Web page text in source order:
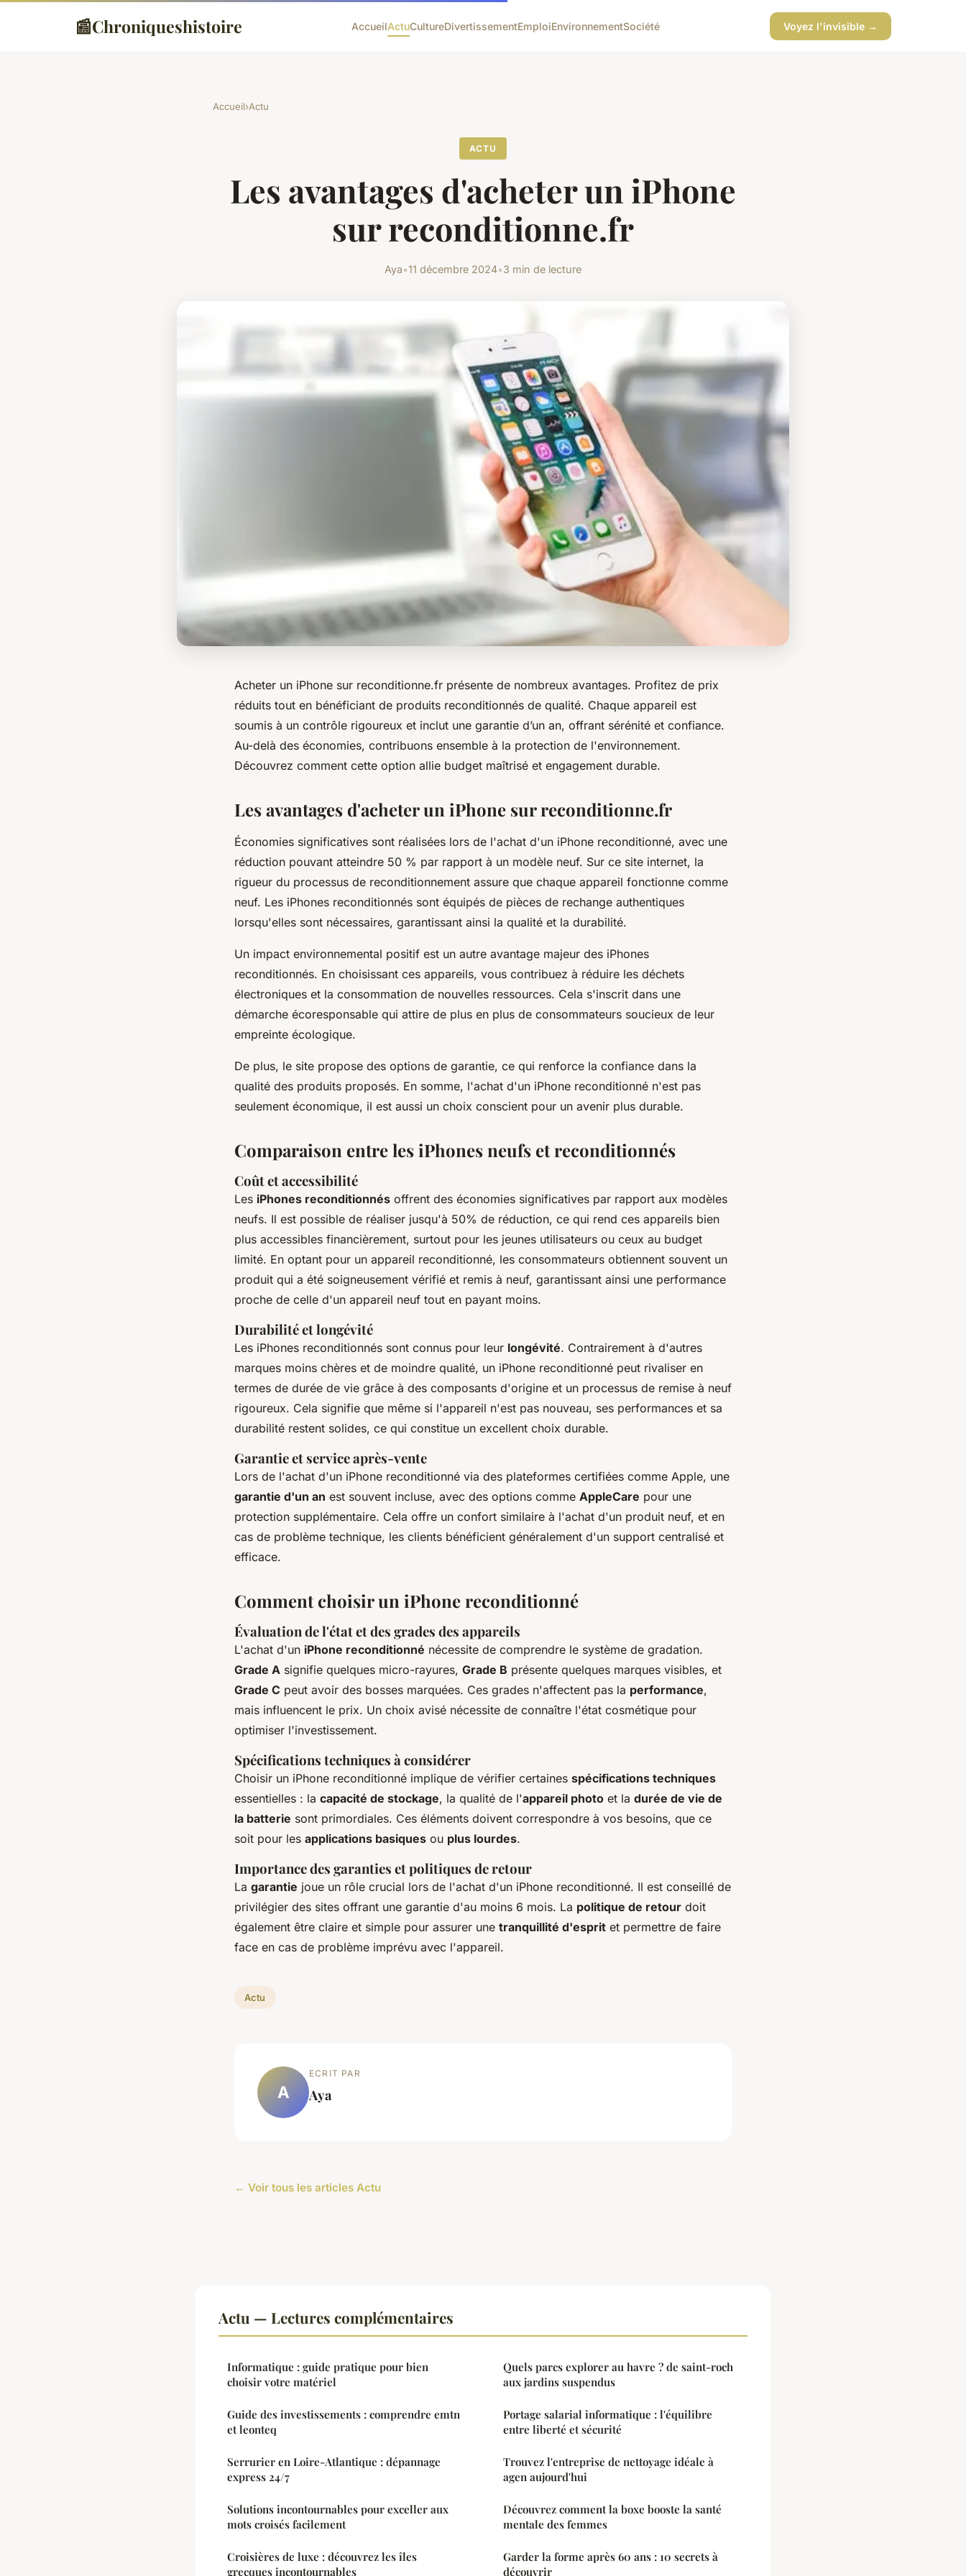
📰Chroniqueshistoire AccueilActuCultureDivertissementEmploiEnvironnementSociété Voyez l'invisible →
Accueil›Actu
ACTU
Les avantages d'acheter un iPhone
sur reconditionne.fr
Aya•11 décembre 2024•3 min de lecture
Acheter un iPhone sur reconditionne.fr présente de nombreux avantages. Profitez de prix
réduits tout en bénéficiant de produits reconditionnés de qualité. Chaque appareil est
soumis à un contrôle rigoureux et inclut une garantie d’un an, offrant sérénité et confiance.
Au-delà des économies, contribuons ensemble à la protection de l'environnement.
Découvrez comment cette option allie budget maîtrisé et engagement durable.
Les avantages d'acheter un iPhone sur reconditionne.fr
Économies significatives sont réalisées lors de l'achat d'un iPhone reconditionné, avec une
réduction pouvant atteindre 50 % par rapport à un modèle neuf. Sur ce site internet, la
rigueur du processus de reconditionnement assure que chaque appareil fonctionne comme
neuf. Les iPhones reconditionnés sont équipés de pièces de rechange authentiques
lorsqu'elles sont nécessaires, garantissant ainsi la qualité et la durabilité.
Un impact environnemental positif est un autre avantage majeur des iPhones
reconditionnés. En choisissant ces appareils, vous contribuez à réduire les déchets
électroniques et la consommation de nouvelles ressources. Cela s'inscrit dans une
démarche écoresponsable qui attire de plus en plus de consommateurs soucieux de leur
empreinte écologique.
De plus, le site propose des options de garantie, ce qui renforce la confiance dans la
qualité des produits proposés. En somme, l'achat d'un iPhone reconditionné n'est pas
seulement économique, il est aussi un choix conscient pour un avenir plus durable.
Comparaison entre les iPhones neufs et reconditionnés
Coût et accessibilité
Les iPhones reconditionnés offrent des économies significatives par rapport aux modèles
neufs. Il est possible de réaliser jusqu'à 50% de réduction, ce qui rend ces appareils bien
plus accessibles financièrement, surtout pour les jeunes utilisateurs ou ceux au budget
limité. En optant pour un appareil reconditionné, les consommateurs obtiennent souvent un
produit qui a été soigneusement vérifié et remis à neuf, garantissant ainsi une performance
proche de celle d'un appareil neuf tout en payant moins.
Durabilité et longévité
Les iPhones reconditionnés sont connus pour leur longévité. Contrairement à d'autres
marques moins chères et de moindre qualité, un iPhone reconditionné peut rivaliser en
termes de durée de vie grâce à des composants d'origine et un processus de remise à neuf
rigoureux. Cela signifie que même si l'appareil n'est pas nouveau, ses performances et sa
durabilité restent solides, ce qui constitue un excellent choix durable.
Garantie et service après-vente
Lors de l'achat d'un iPhone reconditionné via des plateformes certifiées comme Apple, une
garantie d'un an est souvent incluse, avec des options comme AppleCare pour une
protection supplémentaire. Cela offre un confort similaire à l'achat d'un produit neuf, et en
cas de problème technique, les clients bénéficient généralement d'un support centralisé et
efficace.
Comment choisir un iPhone reconditionné
Évaluation de l'état et des grades des appareils
L'achat d'un iPhone reconditionné nécessite de comprendre le système de gradation.
Grade A signifie quelques micro-rayures, Grade B présente quelques marques visibles, et
Grade C peut avoir des bosses marquées. Ces grades n'affectent pas la performance,
mais influencent le prix. Un choix avisé nécessite de connaître l'état cosmétique pour
optimiser l'investissement.
Spécifications techniques à considérer
Choisir un iPhone reconditionné implique de vérifier certaines spécifications techniques
essentielles : la capacité de stockage, la qualité de l'appareil photo et la durée de vie de
la batterie sont primordiales. Ces éléments doivent correspondre à vos besoins, que ce
soit pour les applications basiques ou plus lourdes.
Importance des garanties et politiques de retour
La garantie joue un rôle crucial lors de l'achat d'un iPhone reconditionné. Il est conseillé de
privilégier des sites offrant une garantie d'au moins 6 mois. La politique de retour doit
également être claire et simple pour assurer une tranquillité d'esprit et permettre de faire
face en cas de problème imprévu avec l'appareil.
Actu
A
ECRIT PAR
Aya
← Voir tous les articles Actu
Actu — Lectures complémentaires
Informatique : guide pratique pour bien
choisir votre matériel
Guide des investissements : comprendre emtn
et leonteq
Serrurier en Loire-Atlantique : dépannage
express 24/7
Solutions incontournables pour exceller aux
mots croisés facilement
Croisières de luxe : découvrez les îles
grecques incontournables
Quels parcs explorer au havre ? de saint-roch
aux jardins suspendus
Portage salarial informatique : l'équilibre
entre liberté et sécurité
Trouvez l'entreprise de nettoyage idéale à
agen aujourd'hui
Découvrez comment la boxe booste la santé
mentale des femmes
Garder la forme après 60 ans : 10 secrets à
découvrir